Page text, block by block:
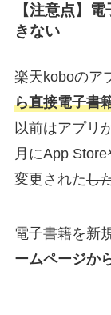
【注意点】
きない
楽天koboのア
ら直接電子書
以前はアプリ
月にApp
変更されたし
電子書籍を新
ームページか